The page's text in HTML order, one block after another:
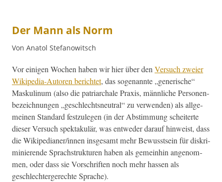
Der Mann als Norm
Von Anatol Stefanowitsch
Vor eini­gen Wochen haben wir hier über denVer­such zweier
Wikipedia-Autoren berichtet, das soge­nan­nte „gener­ische“
Maskulinum (also die patri­ar­chale Prax­is, männliche Per­so­n­en­
beze­ich­nun­gen „geschlecht­sneu­tral“ zu ver­wen­den) als all­ge­
meinen Stan­dard festzule­gen (in der Abstim­mung scheit­erte
dieser Ver­such spek­takulär, was entwed­er darauf hin­weist, dass
die Wikipedianer/innen ins­ge­samt mehr Bewusst­sein für diskri­
m­inierende Sprach­struk­turen haben als gemein­hin angenom­
men, oder dass sie Vorschriften noch mehr has­sen als
geschlechterg­erechte Sprache).